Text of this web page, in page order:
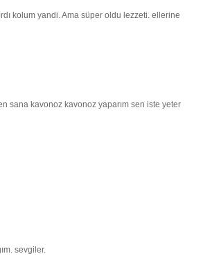
kolum yandi. Ama süper oldu lezzeti. ellerine
sana kavonoz kavonoz yaparım sen iste yeter
sevgiler.